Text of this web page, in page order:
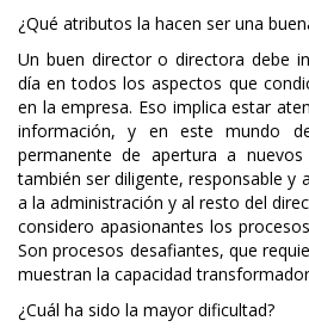
¿Qué atributos la hacen ser una
Un buen director o directora debe
día en todos los aspectos que
en la empresa. Eso implica estar
información, y en este mundo
permanente de apertura a nuevos
también ser diligente, responsable y
a la administración y al resto del
considero apasionantes los
Son procesos desafiantes, que
muestran la capacidad
¿Cuál ha sido la mayor dificultad?